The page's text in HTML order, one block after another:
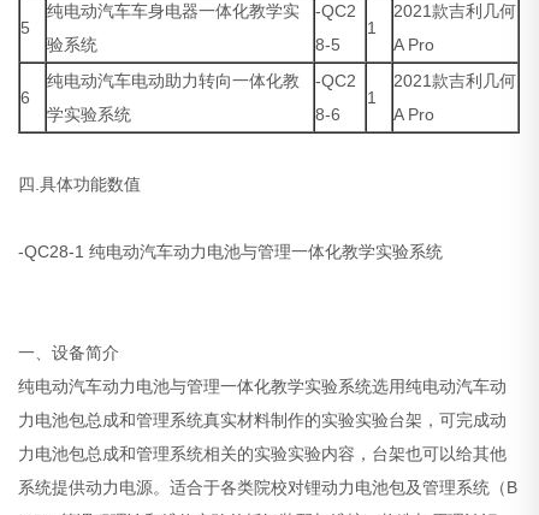
5
纯电动汽车车身电器一体化教学实
验系统
-QC2
8-5
1
2021款吉利几何
A Pro
6
纯电动汽车电动助力转向一体化教
学实验系统
-QC2
8-6
1
2021款吉利几何
A Pro
四.具体功能数值
-QC28-1 纯电动汽车动力电池与管理一体化教学实验系统
一、设备简介
纯电动汽车动力电池与管理一体化教学实验系统选用纯电动汽车动
力电池包总成和管理系统真实材料制作的实验实验台架，可完成动
力电池包总成和管理系统相关的实验实验内容，台架也可以给其他
系统提供动力电源。适合于各类院校对锂动力电池包及管理系统（B